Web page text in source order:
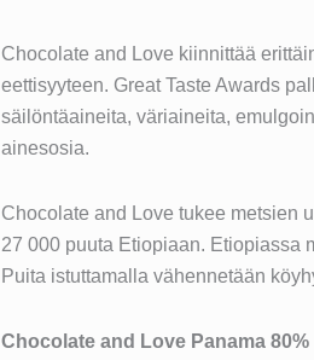
Chocolate and Love kiinnittää
eettisyyteen. Great Taste Awards
säilöntäaineita, väriaineita,
ainesosia.
Chocolate and Love tukee metsien
27 000 puuta Etiopiaan. Etiopiassa
Puita istuttamalla vähennetään
Chocolate and Love Panama 80%